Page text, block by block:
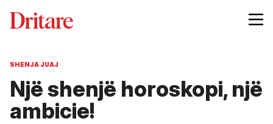
SHENJA JUAJ
Një shenjë horoskopi, një
ambicie!